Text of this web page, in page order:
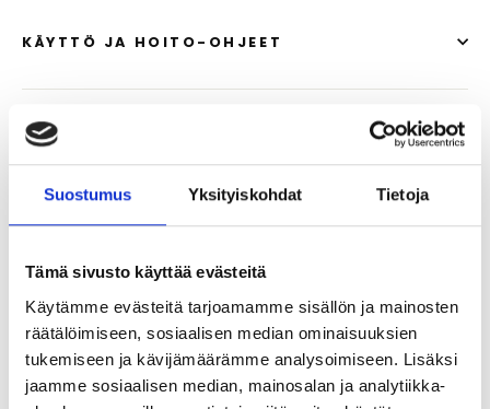
Suostumus Yksityiskohdat Tietoja
Tämä sivusto käyttää evästeitä
Käytämme evästeitä tarjoamamme sisällön ja mainosten
räätälöimiseen, sosiaalisen median ominaisuuksien
tukemiseen ja kävijämäärämme analysoimiseen. Lisäksi
jaamme sosiaalisen median, mainosalan ja analytiikka-
KÄYTTÖ JA HOITO-OHJEET
ARVOSTELUT
Suosittelemme